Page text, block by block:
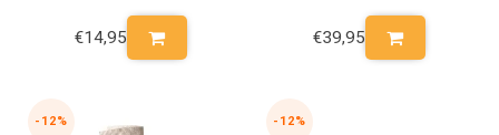
€14,95 €39,95
-12% -12%